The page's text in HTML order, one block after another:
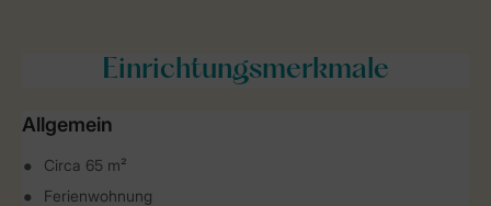
Einrichtungsmerkmale
Allgemein
Circa 65 m²
Ferienwohnung